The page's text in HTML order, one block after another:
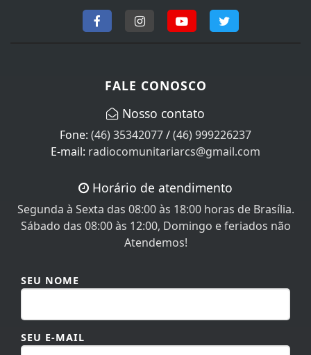
FALE CONOSCO
Nosso contato
Fone: (46) 35342077/(46) 999226237
E-mail: radiocomunitariarcs@gmail.com
Horário de atendimento
Segunda à Sexta das 08:00 às 18:00 horas de Brasília.
Sábado das 08:00 às 12:00, Domingo e feriados não
Atendemos!
SEU NOME
SEU E-MAIL